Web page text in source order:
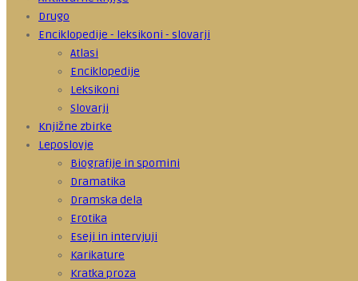
Drugo
Enciklopedije - leksikoni - slovarji
Atlasi
Enciklopedije
Leksikoni
Slovarji
Knjižne zbirke
Leposlovje
Biografije in spomini
Dramatika
Dramska dela
Erotika
Eseji in intervjuji
Karikature
Kratka proza